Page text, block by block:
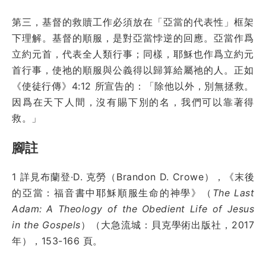
第三，基督的救贖工作必須放在「亞當的代表性」框架
下理解。基督的順服，是對亞當悖逆的回應。亞當作爲
立約元首，代表全人類行事；同樣，耶穌也作爲立約元
首行事，使祂的順服與公義得以歸算給屬祂的人。正如
《使徒行傳》4:12 所宣告的：「除他以外，別無拯救。
因爲在天下人間，沒有賜下別的名，我們可以靠著得
救。」
腳註
1 詳見布蘭登·D. 克勞（Brandon D. Crowe），《末後
的亞當：福音書中耶穌順服生命的神學》（ The Last
Adam: A Theology of the Obedient Life of Jesus
in the Gospels）（大急流城：貝克學術出版社，2017
年），153-166 頁。